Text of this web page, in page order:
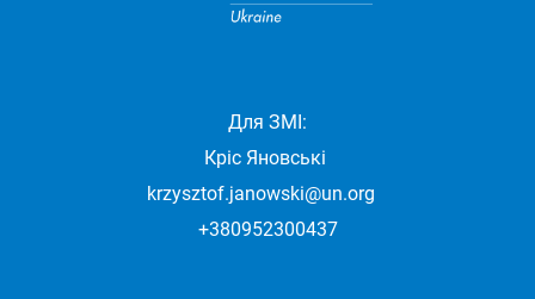
Для ЗМІ:
Кріс Яновські
krzysztof.janowski@un.org
+380952300437